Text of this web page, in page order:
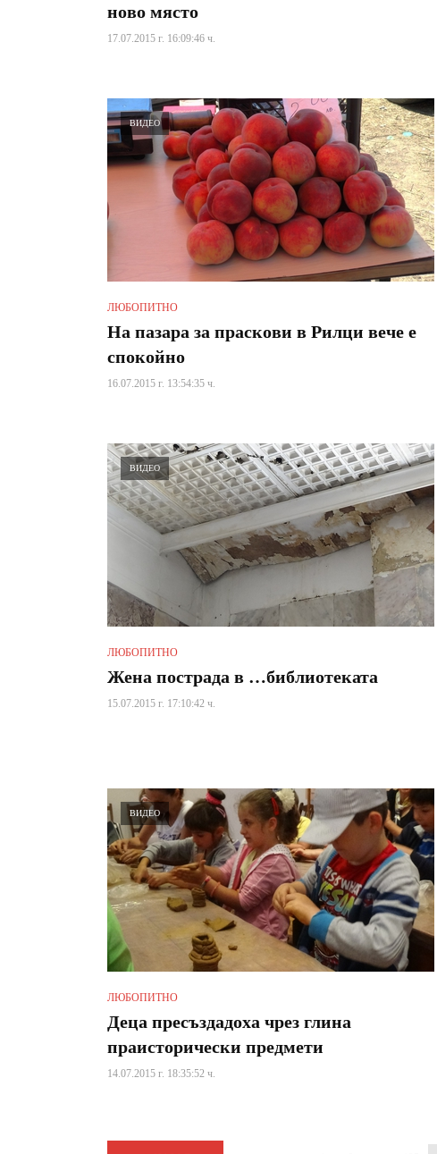
ново място
17.07.2015 г. 16:09:46 ч.
ВИДЕО
ЛЮБОПИТНО
На пазара за праскови в Рилци вече е
спокойно
16.07.2015 г. 13:54:35 ч.
ВИДЕО
ЛЮБОПИТНО
Жена пострада в …библиотеката
15.07.2015 г. 17:10:42 ч.
ВИДЕО
ЛЮБОПИТНО
Деца пресъздадоха чрез глина
праисторически предмети
14.07.2015 г. 18:35:52 ч.